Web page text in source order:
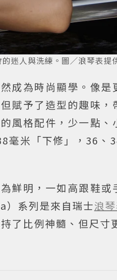
迷人與洗練。圖／浪琴表提
成為時尚顯學。像是
賦予了造型的趣味，
風格配件，少一點、
毫米「下修」，36、
鮮明，一如高跟鞋或
系列是來自瑞士浪
了比例神髓、但尺寸